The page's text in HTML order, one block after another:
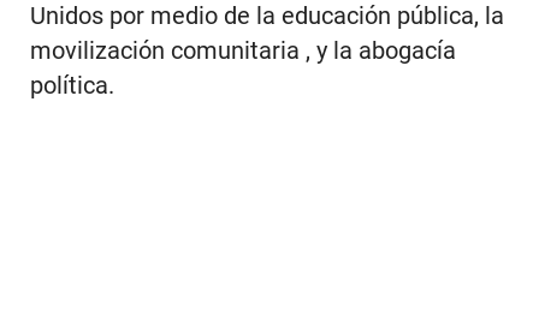
Unidos por medio de la educación pública, la
movilización comunitaria , y la abogacía
política.